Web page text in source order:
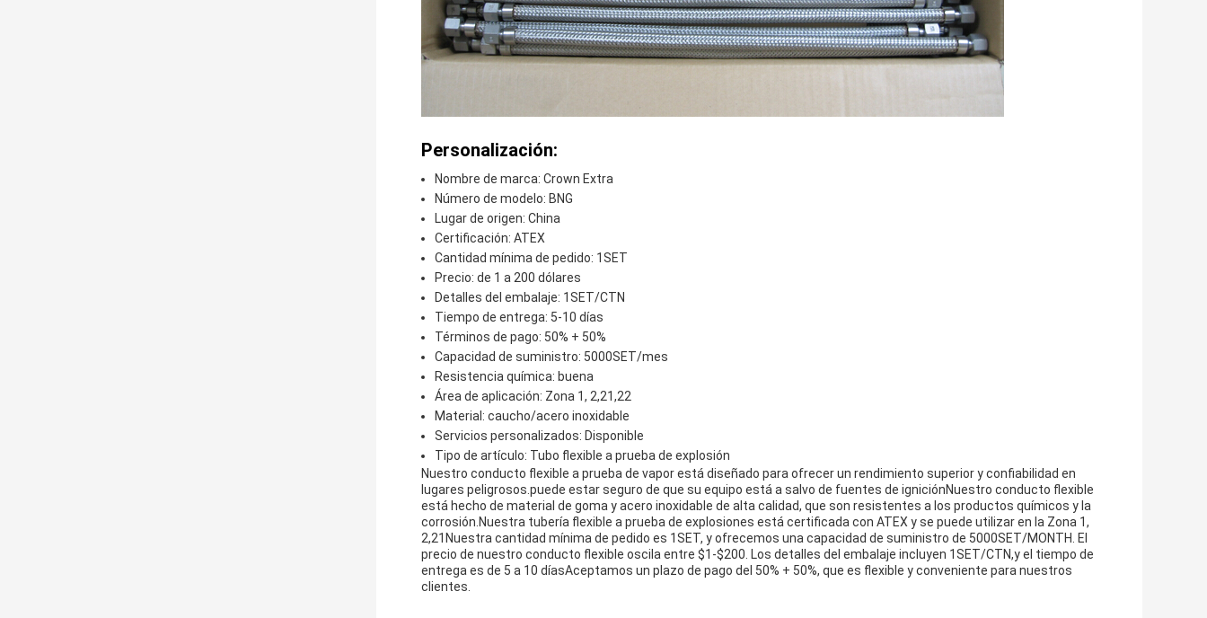
Personalización:
Nombre de marca: Crown Extra
Número de modelo: BNG
Lugar de origen: China
Certificación: ATEX
Cantidad mínima de pedido: 1SET
Precio: de 1 a 200 dólares
Detalles del embalaje: 1SET/CTN
Tiempo de entrega: 5-10 días
Términos de pago: 50% + 50%
Capacidad de suministro: 5000SET/mes
Resistencia química: buena
Área de aplicación: Zona 1, 2,21,22
Material: caucho/acero inoxidable
Servicios personalizados: Disponible
Tipo de artículo: Tubo flexible a prueba de explosión
Nuestro conducto flexible a prueba de vapor está diseñado para ofrecer un rendimiento superior y confiabilidad en
lugares peligrosos.puede estar seguro de que su equipo está a salvo de fuentes de igniciónNuestro conducto flexible
está hecho de material de goma y acero inoxidable de alta calidad, que son resistentes a los productos químicos y la
corrosión.Nuestra tubería flexible a prueba de explosiones está certificada con ATEX y se puede utilizar en la Zona 1,
2,21Nuestra cantidad mínima de pedido es 1SET, y ofrecemos una capacidad de suministro de 5000SET/MONTH. El
precio de nuestro conducto flexible oscila entre $1-$200. Los detalles del embalaje incluyen 1SET/CTN,y el tiempo de
entrega es de 5 a 10 díasAceptamos un plazo de pago del 50% + 50%, que es flexible y conveniente para nuestros
clientes.